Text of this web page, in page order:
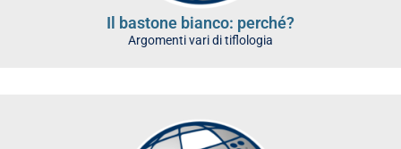
Il bastone bianco: perché?
Argomenti vari di tiflologia